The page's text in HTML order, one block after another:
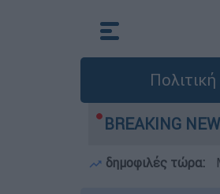
Πολιτική
BREAKING
Λιόσια: Πήγαν να κλέψουν
δημοφιλές τώρα: